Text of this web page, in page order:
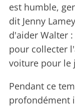
est humble,
dit Jenny
d'aider Walter
pour collecter
voiture pour le
Pendant ce
profondément